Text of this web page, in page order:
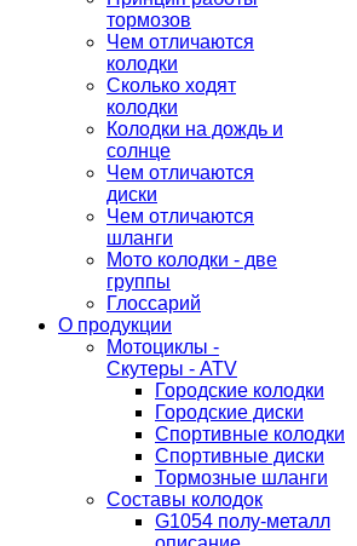
тормозов
Чем отличаются
колодки
Сколько ходят
колодки
Колодки на дождь и
солнце
Чем отличаются
диски
Чем отличаются
шланги
Мото колодки - две
группы
Глоссарий
О продукции
Мотоциклы -
Скутеры - ATV
Городские колодки
Городские диски
Спортивные колодки
Спортивные диски
Тормозные шланги
Составы колодок
G1054 полу-металл